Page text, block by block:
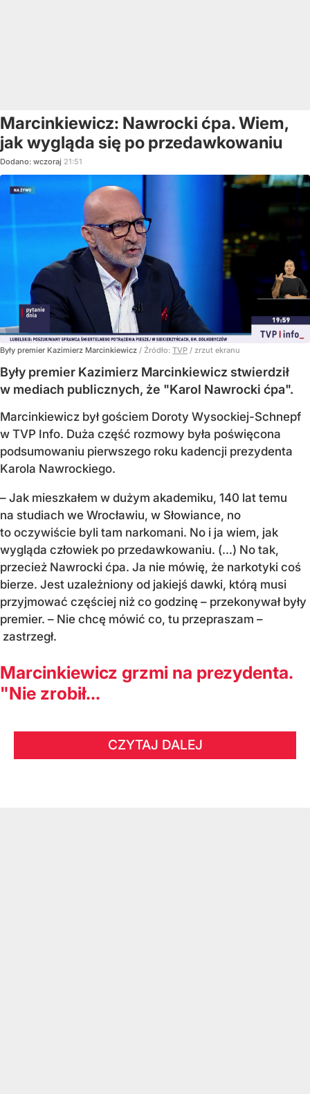
Marcinkiewicz: Nawrocki ćpa. Wiem,
jak wygląda się po przedawkowaniu
Dodano: wczoraj 21:51
Były premier Kazimierz Marcinkiewicz / Źródło: TVP / zrzut ekranu
Były premier Kazimierz Marcinkiewicz stwierdził
w mediach publicznych, że "Karol Nawrocki ćpa".
Marcinkiewicz był gościem Doroty Wysockiej-Schnepf
w TVP Info. Duża część rozmowy była poświęcona
podsumowaniu pierwszego roku kadencji prezydenta
Karola Nawrockiego.
– Jak mieszkałem w dużym akademiku, 140 lat temu
na studiach we Wrocławiu, w Słowiance, no
to oczywiście byli tam narkomani. No i ja wiem, jak
wygląda człowiek po przedawkowaniu. (...) No tak,
przecież Nawrocki ćpa. Ja nie mówię, że narkotyki coś
bierze. Jest uzależniony od jakiejś dawki, którą musi
przyjmować częściej niż co godzinę – przekonywał były
premier. – Nie chcę mówić co, tu przepraszam –
zastrzegł.
Marcinkiewicz grzmi na prezydenta.
"Nie zrobił...
CZYTAJ DALEJ